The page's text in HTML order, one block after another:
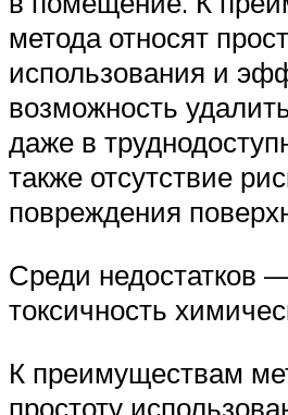
метода относят
использования и
возможность
даже в
также отсутствие
повреждения
Среди недостатков
токсичность
К преимуществам
простоту